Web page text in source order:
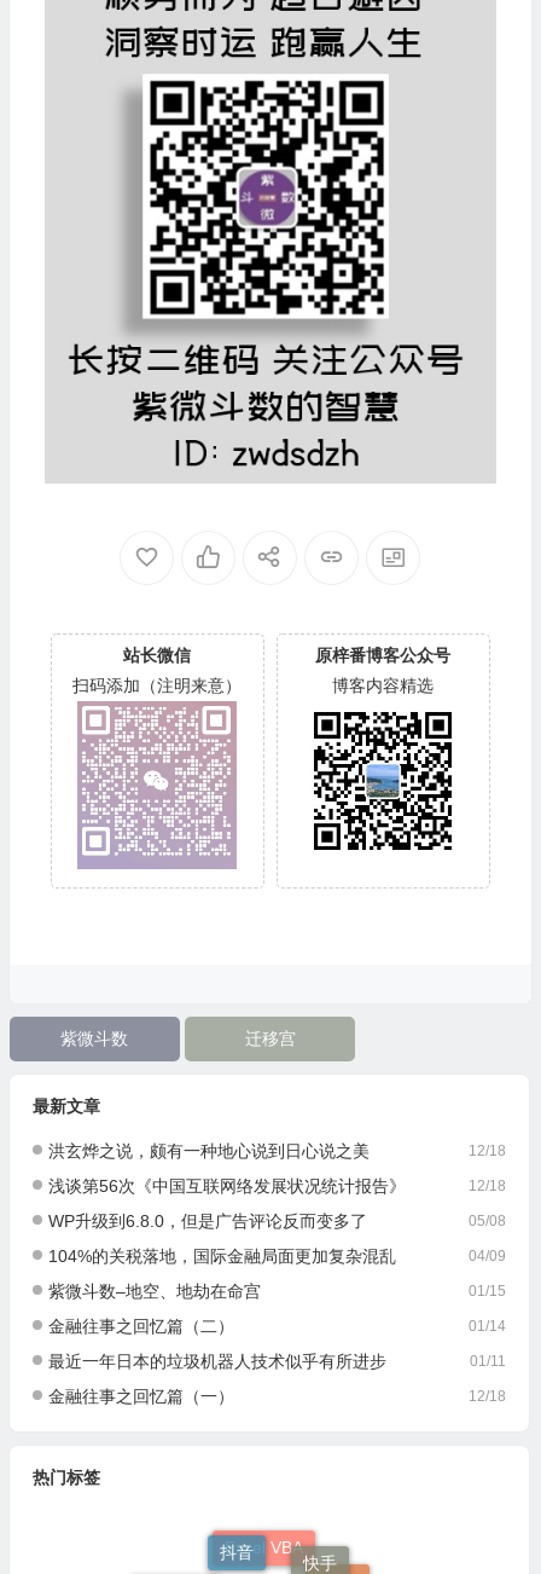
站长微信
扫码添加（注明来意）
原梓番博客公众号
博客内容精选
紫微斗数 迁移宫
最新文章
12/18
洪玄烨之说，颇有一种地心说到日心说之美
12/18
浅谈第56次《中国互联网络发展状况统计报告》
05/08
WP升级到6.8.0，但是广告评论反而变多了
04/09
104%的关税落地，国际金融局面更加复杂混乱
01/15
紫微斗数–地空、地劫在命宫
01/14
金融往事之回忆篇（二）
01/11
最近一年日本的垃圾机器人技术似乎有所进步
12/18
金融往事之回忆篇（一）
热门标签
Excel VBA
抖音 快手